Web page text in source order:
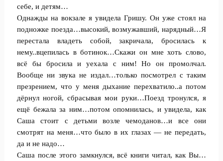
себе, и детям…
Однажды на вокзале я увидела Гришу. Он уже стоял на
подножке поезда…высокий, возмужавший, нарядный…Я
перестала владеть собой, закричала, бросилась к
нему..вцепилась в ботинок…Скажи он мне хоть слово,
всё бы бросила и уехала с ним! Но он промолчал.
Вообще ни звука не издал…только посмотрел с таким
презрением, что у меня дыхание перехватило..а потом
дёрнул ногой, сбрасывая мои руки…Поезд тронулся, я
ещё бежала за ним…потом опомнилась, и увидела, как
Саша стоит с детьми возле чемоданов…и все они
смотрят на меня…что было в их глазах — не передать,
да и не надо…
Саша после этого замкнулся, всё книги читал, как Вы…